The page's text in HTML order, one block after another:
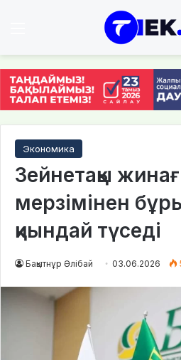
Экономика
Зейнетақы
мерзімінен
қиындай түседі
Бақытнұр Әлібай 03.06.2026